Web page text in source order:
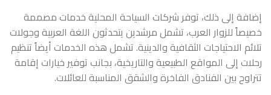
إضافة إلى ذلك، توفر شركات السياحة المحلية خدمات مصممة
خصيصاً للزوار العرب، تشمل مرشدين يتحدثون اللغة العربية وجولات
تلائم الاحتياجات الثقافية والدينية. تشمل هذه الخدمات أيضاً تنظيم
رحلات إلى المواقع الطبيعية والتاريخية، بجانب توفير خيارات إقامة
تتراوح بين الفنادق الفاخرة والشقق المناسبة للعائلات.